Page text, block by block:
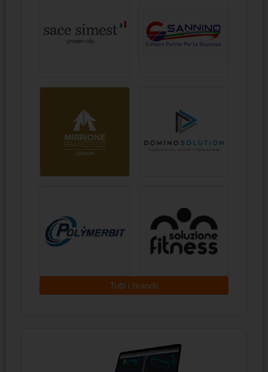
Tutti i brands